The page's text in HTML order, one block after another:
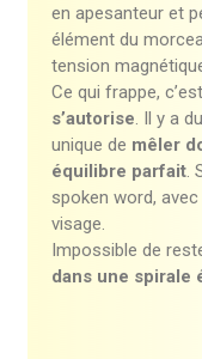
en apesanteur et
élément du
tension
Ce qui frappe, c’est
s’autorise. Il y a
unique de mêler
équilibre parfait.
spoken word,
visage.
Impossible de
dans une spirale